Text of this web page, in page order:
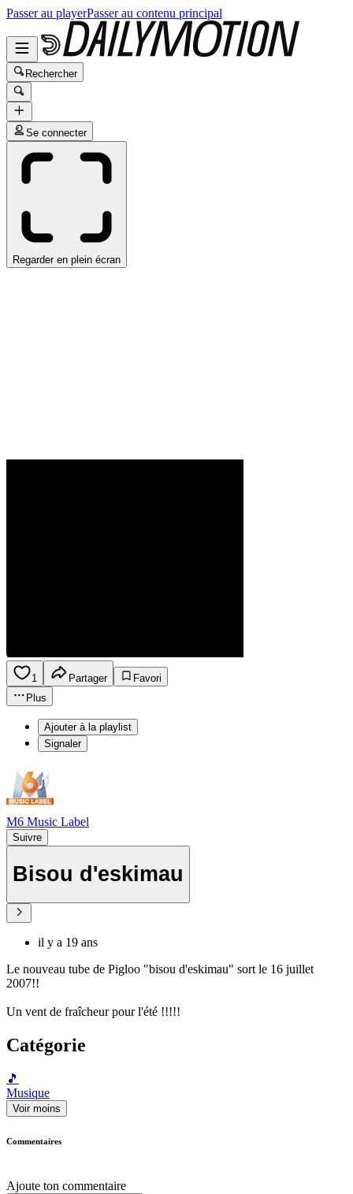
Passer au playerPasser au contenu principal
Rechercher
Se connecter
Regarder en plein écran
1 Partager
Favori
Plus
Ajouter à la playlist
Signaler
M6 Music Label
Suivre
Bisou d'eskimau
il y a 19 ans
Le nouveau tube de Pigloo "bisou d'eskimau" sort le 16 juillet
2007!!
Un vent de fraîcheur pour l'été !!!!!
Catégorie
🎵
Musique
Voir moins
Commentaires
Ajoute ton commentaire